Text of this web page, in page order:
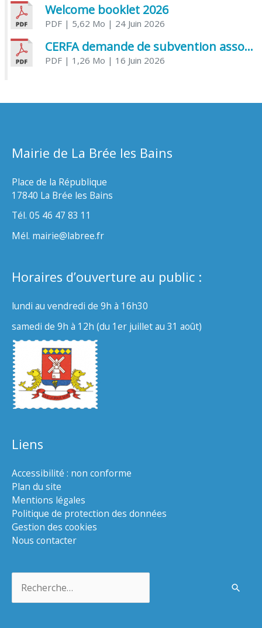
Welcome booklet 2026
PDF| 5,62 Mo | 24 Juin 2026
CERFA demande de subvention association
PDF| 1,26 Mo | 16 Juin 2026
Mairie de La Brée les Bains
Place de la République
17840 La Brée les Bains
Tél. 05 46 47 83 11
Mél. mairie@labree.fr
Horaires d’ouverture au public :
lundi au vendredi de 9h à 16h30
samedi de 9h à 12h (du 1er juillet au 31 août)
Liens
Accessibilité : non conforme
Plan du site
Mentions légales
Politique de protection des données
Gestion des cookies
Nous contacter